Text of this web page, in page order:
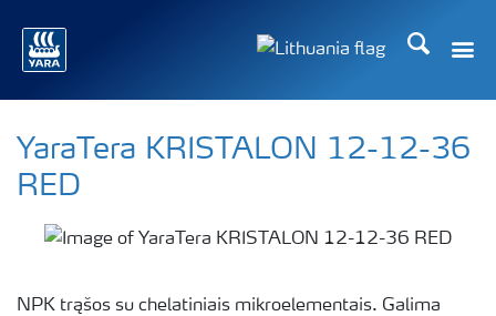
Ieškoti
YaraTera KRISTALON 12-12-36
RED
NPK trąšos su chelatiniais mikroelementais. Galima